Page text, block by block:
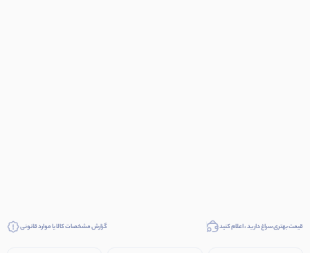
قیمت بهتری سراغ دارید ، اعلام کنید گزارش مشخصات کالا یا موارد قانونی